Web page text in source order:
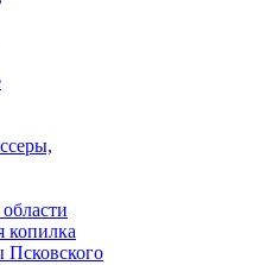
копилка
Псковского